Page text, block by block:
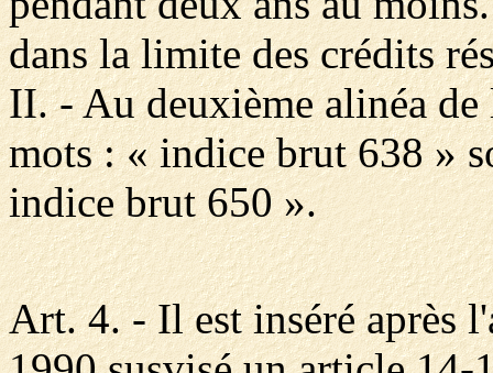
dans la limite des crédits
II. - Au deuxième alinéa
mots : « indice brut 638 »
indice brut 650 ».
Art. 4. - Il est inséré après